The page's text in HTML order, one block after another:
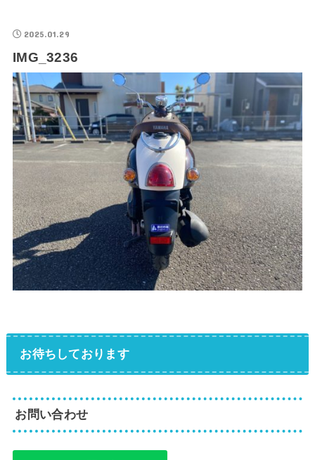
2025.01.29
IMG_3236
お待ちしております
お問い合わせ